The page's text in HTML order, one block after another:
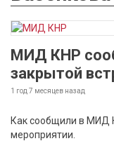
МИД КНР
закрытой
1 год 7 месяцев назад
Как сообщили в МИД
мероприятии.